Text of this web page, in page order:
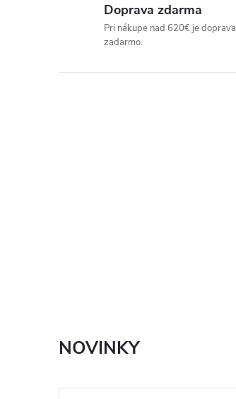
A
Doprava zdarma
Pri nákupe nad 620€ je doprava
zadarmo.
NOVINKY